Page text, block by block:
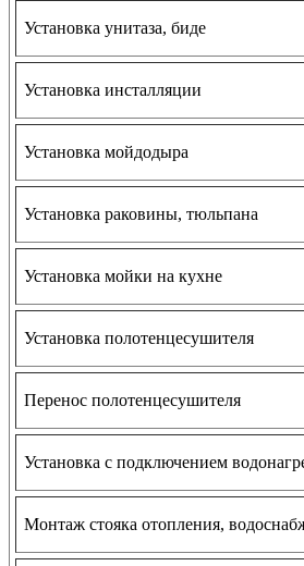
Установка унитаза, биде
Установка инсталляции
Установка мойдодыра
Установка раковины, тюльпана
Установка мойки на кухне
Установка полотенцесушителя
Перенос полотенцесушителя
Установка с подключением
Монтаж стояка отопления,